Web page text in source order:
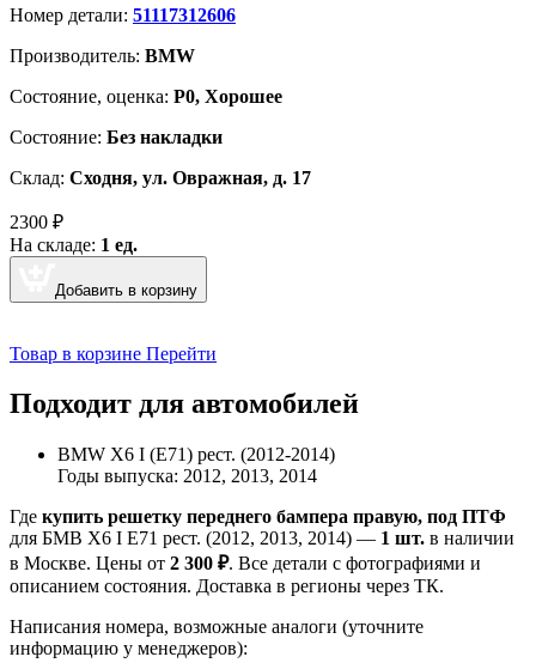
Номер детали: 51117312606
Производитель: BMW
Cостояние, оценка: Р0, Хорошее
Состояние: Без накладки
Склад: Сходня, ул. Овражная, д. 17
2300 ₽
На складе: 1 ед.
Добавить в корзину
Товар в корзине Перейти
Подходит для автомобилей
BMW Х6 I (E71) рест. (2012-2014)
Годы выпуска: 2012, 2013, 2014
Где купить решетку переднего бампера правую, под ПТФ
для БМВ Х6 I E71 рест. (2012, 2013, 2014) — 1 шт. в наличии
в Москве. Цены от 2 300 ₽. Все детали с фотографиями и
описанием состояния. Доставка в регионы через ТК.
Написания номера, возможные аналоги (уточните
информацию у менеджеров):